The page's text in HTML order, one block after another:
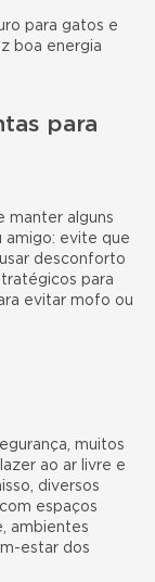
para gatos e
boa energia
para
manter alguns
amigo: evite que
desconforto
para
evitar mofo ou
muitos
ao ar livre e
diversos
espaços
ambientes
estar dos